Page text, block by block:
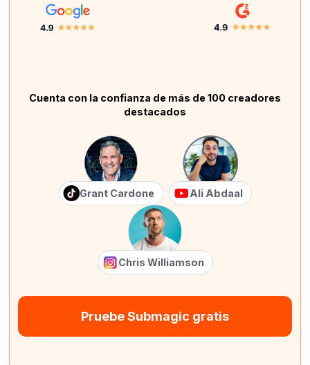
Cuenta con la confianza de más de 100 creadores
destacados
Grant Cardone Ali Abdaal
Chris Williamson
Pruebe Submagic gratis